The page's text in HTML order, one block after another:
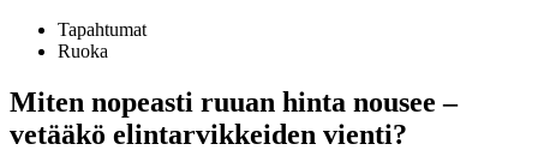
Tapahtumat
Ruoka
Miten nopeasti ruuan hinta nousee –
vetääkö elintarvikkeiden vienti?